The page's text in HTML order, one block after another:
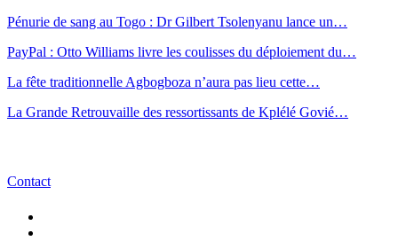
Pénurie de sang au Togo : Dr Gilbert Tsolenyanu lance un…
PayPal : Otto Williams livre les coulisses du déploiement du…
La fête traditionnelle Agbogboza n’aura pas lieu cette…
La Grande Retrouvaille des ressortissants de Kplélé Govié…
Contact